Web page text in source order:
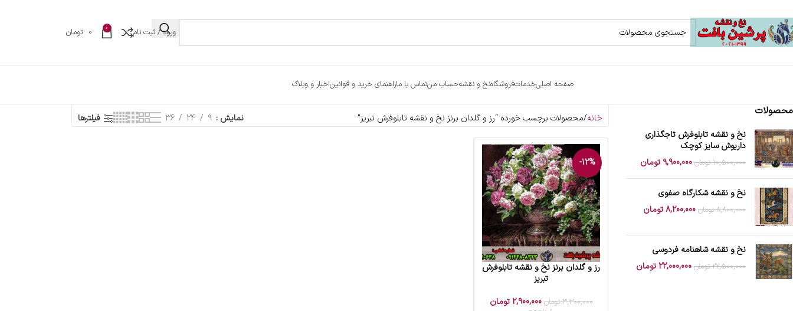
ورود / ثبت نام 0
0 تومان
صفحه اصلیخدماتفروشگاهنخ و نقشهحساب منتماس با ماراهنمای خرید و قوانیناخبار و وبلاگ
محصولات
نخ و نقشه تابلوفرش تاجگذاری
داریوش سایز کوچک
10,500,000 تومان 9,900,000 تومان
نخ و نقشه شکارگاه صفوی
8,800,000 تومان 8,200,000تومان
نخ و نقشه شاهنامه فردوسی
22,500,000 تومان 22,000,000تومان
خانه محصولات برچسب خورده “رز و گلدان برنز نخ و نقشه تابلوفرش تبریز” نمایش 9
24
36 فیلترها
-12%
افزودن به سبد خرید
رز و گلدان برنز نخ و نقشه تابلوفرش
تبریز
3,300,000 تومان 2,900,000 تومان